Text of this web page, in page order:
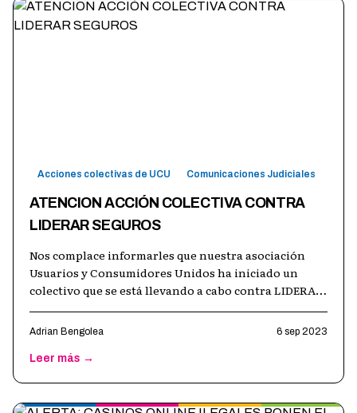
Acciones colectivas de UCU Comunicaciones Judiciales
ATENCION ACCIÓN COLECTIVA CONTRA
LIDERAR SEGUROS
Nos complace informarles que nuestra asociación
Usuarios y Consumidores Unidos ha iniciado un
colectivo que se está llevando a cabo contra LIDERAR
Adrian Bengolea 6 sep 2023
Leer más →